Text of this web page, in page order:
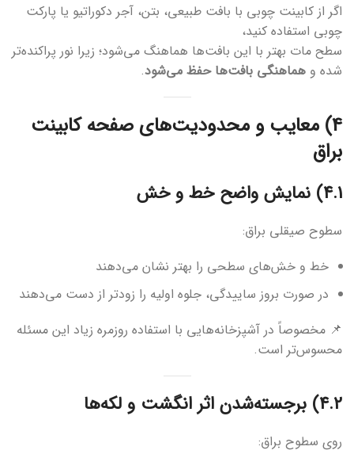
اگر از کابینت چوبی با بافت طبیعی، بتن، آجر دکوراتیو یا پارکت
چوبی استفاده کنید،
سطح مات بهتر با این بافت‌ها هماهنگ می‌شود؛ زیرا نور پراکنده‌تر
شده و هماهنگی بافت‌ها حفظ می‌شود.
4) معایب و محدودیت‌های صفحه کابینت
براق
4.1) نمایش واضح خط و خش
سطوح صیقلی براق:
خط و خش‌های سطحی را بهتر نشان می‌دهند
در صورت بروز ساییدگی، جلوه اولیه را زودتر از دست می‌دهند
📌 مخصوصاً در آشپزخانه‌هایی با استفاده روزمره زیاد این مسئله
محسوس‌تر است.
4.2) برجسته‌شدن اثر انگشت و لکه‌ها
روی سطوح براق: